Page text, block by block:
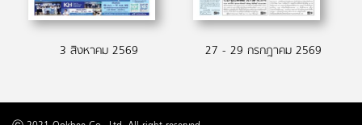
3 สิงหาคม 2569 27 - 29 กรกฎาคม 2569